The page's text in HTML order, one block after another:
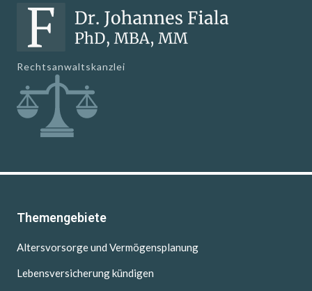
Rechtsanwaltskanzlei
Themengebiete
Altersvorsorge und Vermögensplanung
Lebensversicherung kündigen